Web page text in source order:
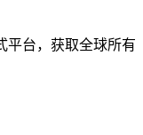
平台，获取全球所有